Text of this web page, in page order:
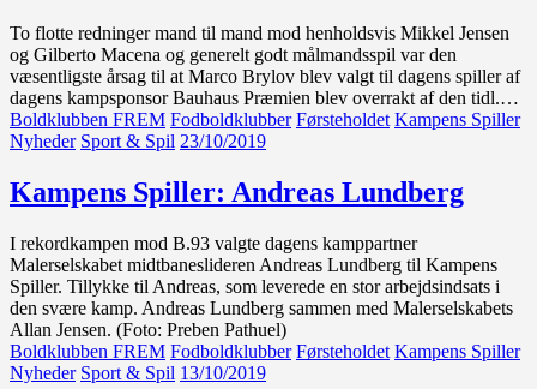
To flotte redninger mand til mand mod henholdsvis Mikkel Jensen
og Gilberto Macena og generelt godt målmandsspil var den
væsentligste årsag til at Marco Brylov blev valgt til dagens spiller af
dagens kampsponsor Bauhaus Præmien blev overrakt af den tidl.…
Boldklubben FREM Fodboldklubber Førsteholdet Kampens Spiller
Nyheder Sport & Spil 23/10/2019
Kampens Spiller: Andreas Lundberg
I rekordkampen mod B.93 valgte dagens kamppartner
Malerselskabet midtbaneslideren Andreas Lundberg til Kampens
Spiller. Tillykke til Andreas, som leverede en stor arbejdsindsats i
den svære kamp. Andreas Lundberg sammen med Malerselskabets
Allan Jensen. (Foto: Preben Pathuel)
Boldklubben FREM Fodboldklubber Førsteholdet Kampens Spiller
Nyheder Sport & Spil 13/10/2019